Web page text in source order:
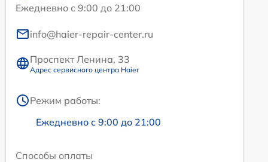
Ежедневно с 9:00 до 21:00
info@haier-repair-center.ru
Проспект Ленина, 33
Адрес сервисного центра Haier
Режим работы:
Ежедневно с 9:00 до 21:00
Способы оплаты